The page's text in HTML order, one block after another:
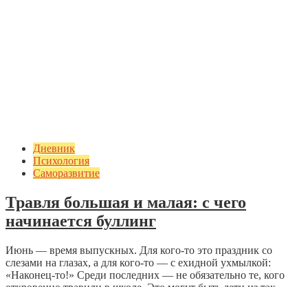
Дневник
Психология
Саморазвитие
Травля большая и малая: с чего
начинается буллинг
Июнь — время выпускных. Для кого-то это праздник со
слезами на глазах, а для кого-то — с ехидной ухмылкой:
«Наконец-то!» Среди последних — не обязательно те, кого